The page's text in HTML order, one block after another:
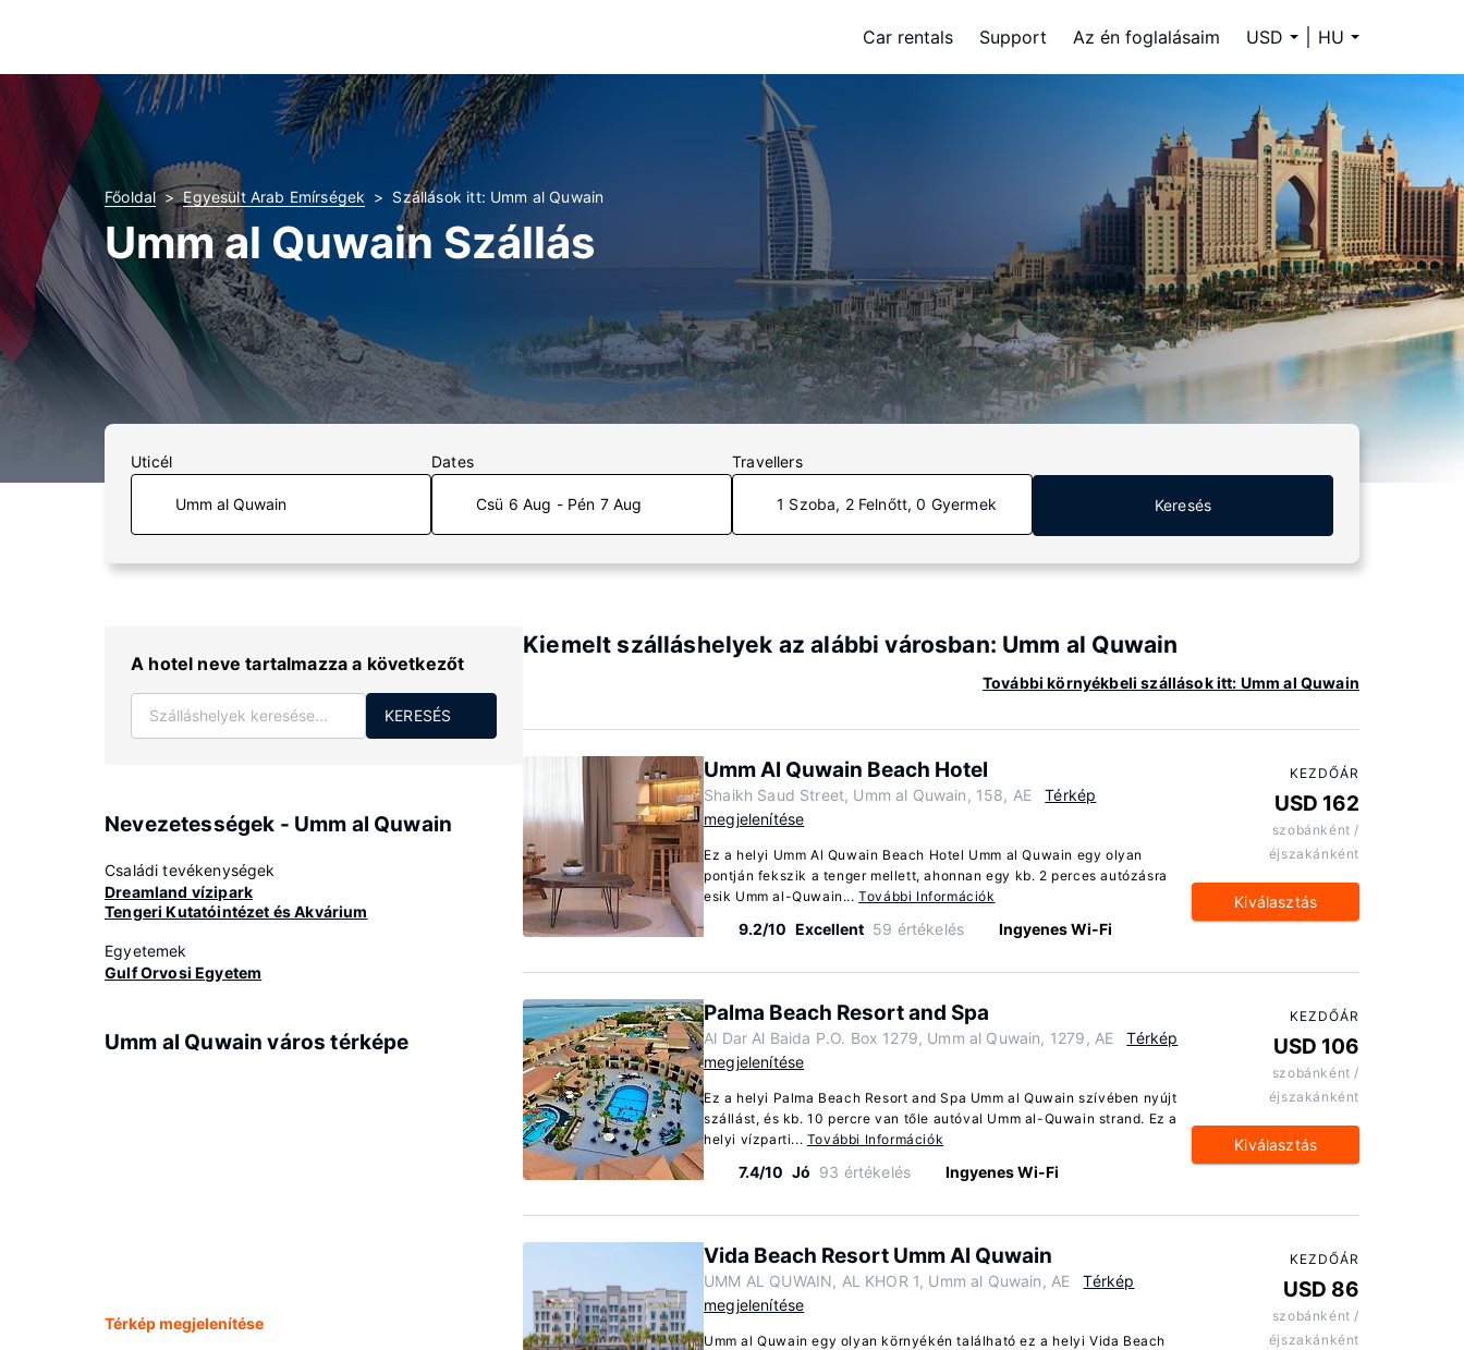
Car rentals Support Az én foglalásaim USD HU
Főoldal Egyesült Arab Emírségek Szállások itt: Umm al Quwain
Umm al Quwain Szállás
Uticél Dates
Csü 6 Aug - Pén 7 Aug
Travellers
1 Szoba, 2 Felnőtt, 0 Gyermek Keresés
A hotel neve tartalmazza a következőt
KERESÉS
Nevezetességek - Umm al Quwain
Családi tevékenységek
Dreamland vízipark
Tengeri Kutatóintézet és Akvárium
Egyetemek
Gulf Orvosi Egyetem
Umm al Quwain város térképe
Térkép megjelenítése
Kiemelt szálláshelyek az alábbi városban: Umm al Quwain
További környékbeli szállások itt: Umm al Quwain
Umm Al Quwain Beach Hotel
Shaikh Saud Street, Umm al Quwain, 158, AE
Térkép
megjelenítése
Ez a helyi Umm Al Quwain Beach Hotel Umm al Quwain egy olyan
pontján fekszik a tenger mellett, ahonnan egy kb. 2 perces autózásra
esik Umm al-Quwain...További Információk
9.2/10 Excellent 59 értékelés Ingyenes Wi-Fi
KEZDŐÁR
USD 162
szobánként /
éjszakánként
Kiválasztás
Palma Beach Resort and Spa
Al Dar Al Baida P.O. Box 1279, Umm al Quwain, 1279, AE
Térkép
megjelenítése
Ez a helyi Palma Beach Resort and Spa Umm al Quwain szívében nyújt
szállást, és kb. 10 percre van tőle autóval Umm al-Quwain strand. Ez a
helyi vízparti... További Információk
7.4/10 Jó 93 értékelés Ingyenes Wi-Fi
KEZDŐÁR
USD 106
szobánként /
éjszakánként
Kiválasztás
Vida Beach Resort Umm Al Quwain
UMM AL QUWAIN, AL KHOR 1, Umm al Quwain, AE
Térkép
megjelenítése
Umm al Quwain egy olyan környékén található ez a helyi Vida Beach
KEZDŐÁR
USD 86
szobánként /
éjszakánként